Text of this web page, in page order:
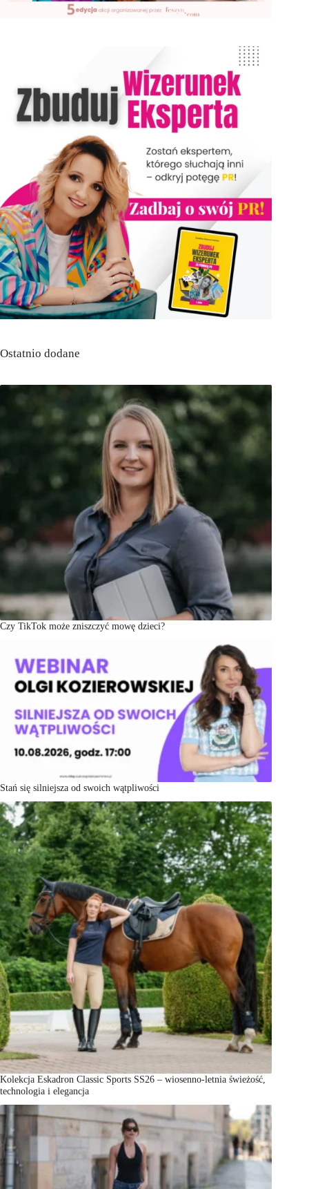
Ostatnio dodane
Czy TikTok może zniszczyć mowę dzieci?
Stań się silniejsza od swoich wątpliwości
Kolekcja Eskadron Classic Sports SS26 – wiosenno-letnia świeżość,
technologia i elegancja